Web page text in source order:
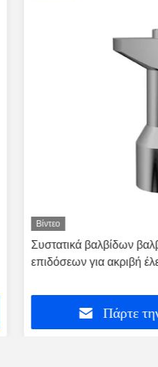
Βίντεο
Συστατικά βαλβίδων
επιδόσεων για ακριβή
Πάρτε